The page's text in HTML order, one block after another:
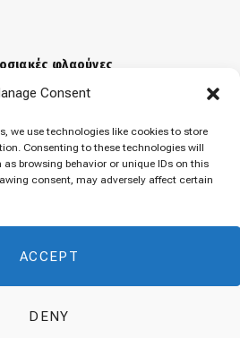
Consent
we use technologies like cookies to store
Consenting to these technologies will
browsing behavior or unique IDs on this
consent, may adversely affect certain
ACCEPT
DENY
φλαούνες
2026
2025